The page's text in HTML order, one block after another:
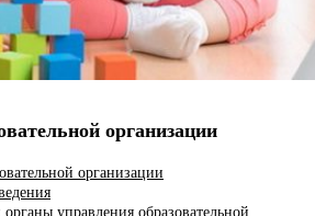
организации
организации
управления образовательной